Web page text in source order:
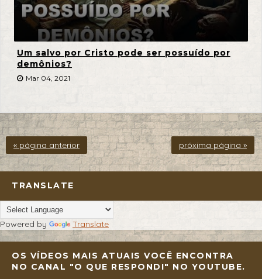
Um salvo por Cristo pode ser possuído por
demônios?
Mar 04, 2021
« página anterior próxima página »
TRANSLATE
Powered by Translate
OS VÍDEOS MAIS ATUAIS VOCÊ ENCONTRA
NO CANAL "O QUE RESPONDI" NO YOUTUBE.